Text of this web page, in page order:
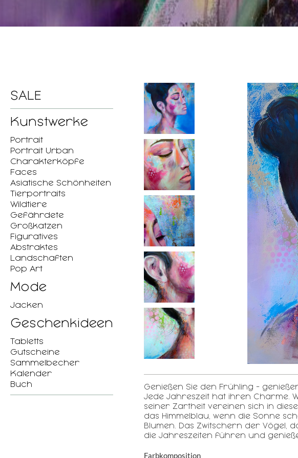
SALE
Kunstwerke
Portrait
Portrait Urban
Charakterköpfe
Faces
Asiatische Schönheiten
Tierportraits
Wildtiere
Gefährdete
Großkatzen
Figuratives
Abstraktes
Landschaften
Pop Art
Mode
Jacken
Geschenkideen
Tabletts
Gutscheine
Sammelbecher
Kalender
Buch
Genießen Sie den Frühling -
Jede Jahreszeit hat ihren Charme.
seiner Zartheit vereinen sich in
das Himmelblau, wenn die Sonne
Blumen. Das Zwitschern der Vögel,
die Jahreszeiten führen und
Farbkomposition